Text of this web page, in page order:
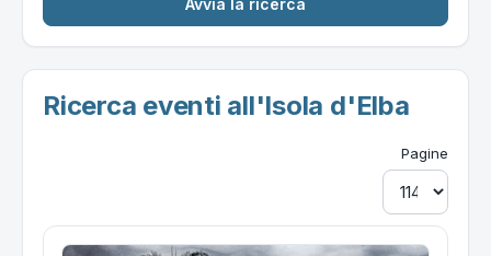
Ricerca eventi all'Isola d'Elba
Pagine